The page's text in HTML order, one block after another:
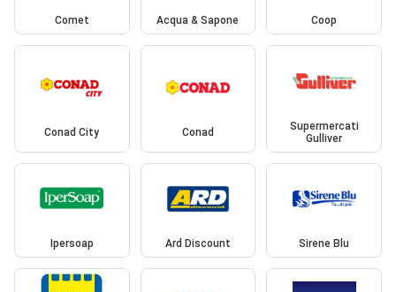
Comet Acqua & Sapone Coop
Conad City Conad
Supermercati
Gulliver
Ipersoap Ard Discount Sirene Blu